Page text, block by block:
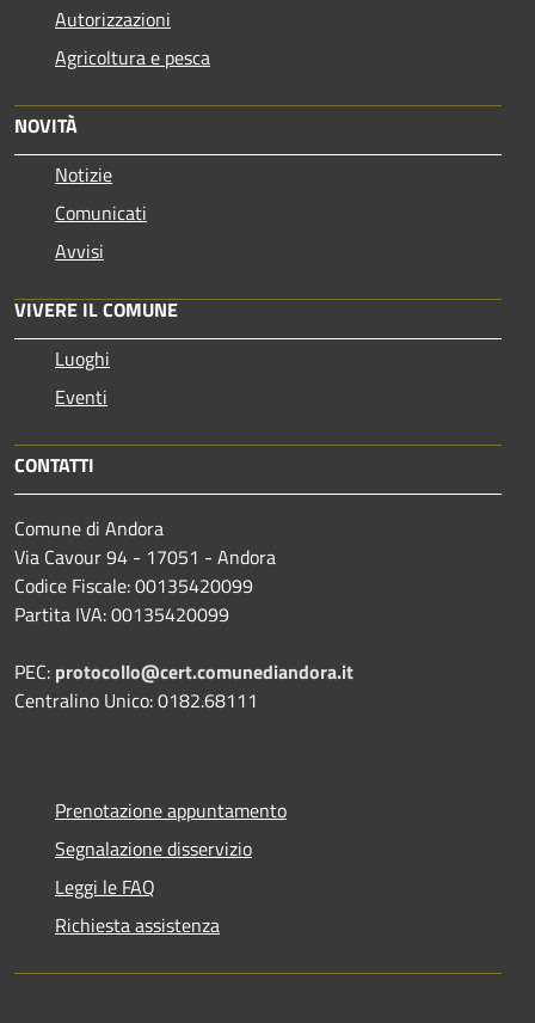
Autorizzazioni
Agricoltura e pesca
NOVITÀ
Notizie
Comunicati
Avvisi
VIVERE IL COMUNE
Luoghi
Eventi
CONTATTI
Comune di Andora
Via Cavour 94 - 17051 - Andora
Codice Fiscale: 00135420099
Partita IVA: 00135420099
PEC: protocollo@cert.comunediandora.it
Centralino Unico: 0182.68111
Prenotazione appuntamento
Segnalazione disservizio
Leggi le FAQ
Richiesta assistenza